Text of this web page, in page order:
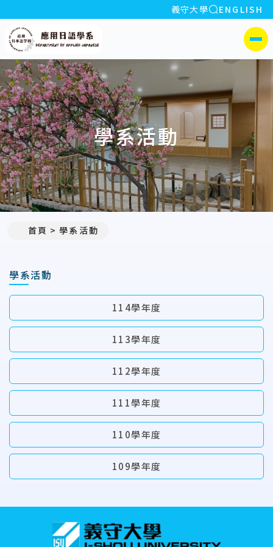
:::
義守大學 全站搜索
ENGLISH
側選單
學系活動
首頁 學系活動
學系活動
114學年度
113學年度
112學年度
111學年度
110學年度
109學年度